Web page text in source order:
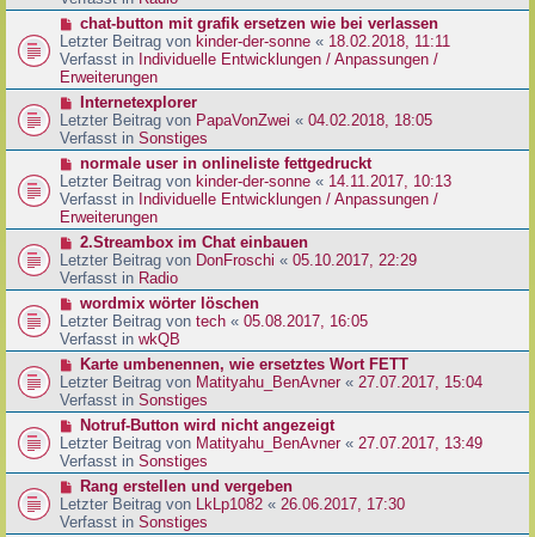
i
r
a
g
e
r
B
e
i
r
a
g
N
e
u
e
r
B
e
i
r
a
g
chat-button mit grafik ersetzen wie bei verlassen
Letzter Beitrag von kinder-der-sonne « 18.02.2018, 11:11
Verfasst in Individuelle Entwicklungen / Anpassungen /
Erweiterungen
N
e
u
e
r
B
e
i
r
a
g
Internetexplorer
Letzter Beitrag von PapaVonZwei « 04.02.2018, 18:05
Verfasst in Sonstiges
N
e
u
e
r
B
e
i
r
a
g
normale user in onlineliste fettgedruckt
Letzter Beitrag von kinder-der-sonne « 14.11.2017, 10:13
Verfasst in Individuelle Entwicklungen / Anpassungen /
Erweiterungen
N
e
u
e
r
B
e
t
r
a
g
2.Streambox im Chat einbauen
Letzter Beitrag von DonFroschi « 05.10.2017, 22:29
Verfasst in Radio
N
e
u
e
r
B
e
t
r
a
g
wordmix wörter löschen
Letzter Beitrag von tech « 05.08.2017, 16:05
Verfasst in wkQB
N
e
u
e
r
B
e
t
r
Karte umbenennen, wie ersetztes Wort FETT
Letzter Beitrag von Matityahu_BenAvner « 27.07.2017, 15:04
Verfasst in Sonstiges
N
e
u
e
r
B
e
Notruf-Button wird nicht angezeigt
Letzter Beitrag von Matityahu_BenAvner« 27.07.2017, 13:49
Verfasst in Sonstiges
N
e
u
Rang erstellen und vergeben
Letzter Beitrag von LkLp1082 « 26.06.2017, 17:30
Verfasst in Sonstiges